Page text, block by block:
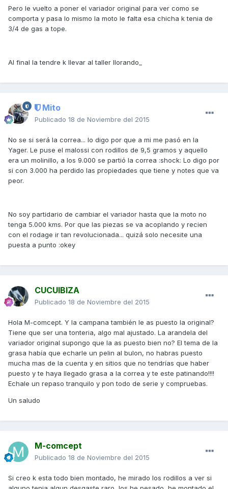
Pero le vuelto a poner el variador original para ver como se
comporta y pasa lo mismo la moto le falta esa chicha k tenia de
3/4 de gas a tope.
Al final la tendre k llevar al taller llorando_
Mito
Publicado 18 de Noviembre del 2015
No se si será la correa... lo digo por que a mi me pasó en la
Yager. Le puse el malossi con rodillos de 9,5 gramos y aquello
era un molinillo, a los 9.000 se partió la correa :shock: Lo digo por
si con 3.000 ha perdido las propiedades que tiene y notes que va
peor.
No soy partidario de cambiar el variador hasta que la moto no
tenga 5.000 kms. Por que las piezas se va acoplando y recien
con el rodage ir tan revolucionada... quizá solo necesite una
puesta a punto :okey
CUCUIBIZA
Publicado 18 de Noviembre del 2015
Hola M-comcept. Y la campana también le as puesto la original?
Tiene que ser una tonteria, algo mal ajustado. La arandela del
variador original supongo que la as puesto bien no? El tema de la
grasa había que echarle un pelin al bulon, no habras puesto
mucha mas de la cuenta y en sitios que no tendrías que haber
puesto y te haya llegado grasa a la correa y te este patinando!!!!
Echale un repaso tranquilo y pon todo de serie y compruebas.
Un saludo
M-comcept
Publicado 18 de Noviembre del 2015
Si creo k esta todo bien montado, he mirado los rodillos a ver si